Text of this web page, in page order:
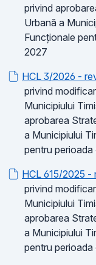
privind
Urbană a
Funcționale
2027
HCL 3/2026 -
privind
Municipiului
aprobarea
a Municipiului
pentru
HCL 615/2025 -
privind
Municipiului
aprobarea
a Municipiului
pentru